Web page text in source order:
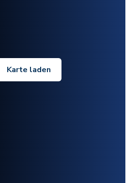
Karte laden